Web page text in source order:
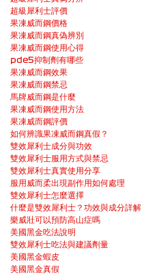
超級犀利士評價
果凍威而鋼價格
果凍威而鋼真偽辨別
果凍威而鋼使用心得
pde5抑制劑有哪些
果凍威而鋼效果
果凍威而鋼禁忌
馬牌威而鋼是什麼
果凍威而鋼使用方法
果凍威而鋼評價
如何辨識果凍威而鋼真假？
雙效犀利士成分與功效
雙效犀利士服用方式與禁忌
雙效犀利士真實使用分享
服用威而柔出現副作用如何處理
雙效犀利士怎麼選擇
什麼是雙效犀利士？功效與成分詳解
樂威壯可以預防高山症嗎
美國黑金吃法說明
雙效犀利士吃法與建議劑量
美國黑金蝦皮
美國黑金真假